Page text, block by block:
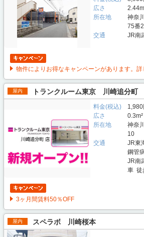
広さ
所在地
神奈
75番2
交通
JR南
物件によりお得なキャンペーンがあります。詳
屋内 トランクルーム東京 川崎追分町
料金(税込)
広さ
所在地
神奈
10
交通
JR東
鋼管
JR南
車 徒
3ヶ月間賃料50％OFF
屋内 スペラボ 川崎桜本